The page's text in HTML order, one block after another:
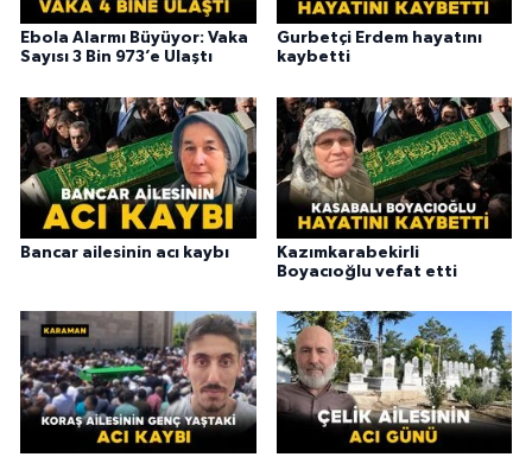
Ebola Alarmı Büyüyor: Vaka
Sayısı 3 Bin 973’e Ulaştı
Gurbetçi Erdem hayatını
kaybetti
Bancar ailesinin acı kaybı
Kazımkarabekirli
Boyacıoğlu vefat etti